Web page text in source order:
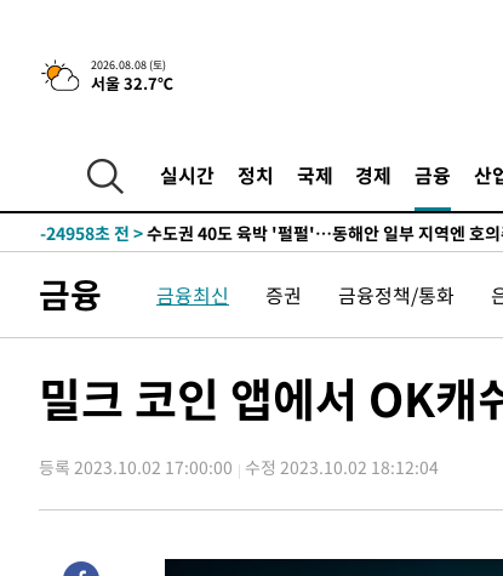
2026.08.08 (토)
서울 32.7℃
실시간 정치 국제 경제 금융 산
4시간 전 >[속보]뉴욕증시 상승 마감…S&P 0.6% 나스닥 1.3%↑
-32197초 전 >이강인 "아틀레티코 이적 기뻐…등번호 7번 의미보
-25906초 전 >
낮 최고 35도 '무더위'…동해안 시간당 30㎜ '강
-25176초 전 >
틀레티코 이적"
-24958초 전 >수도권 40도 육박 '펄펄'…동해안 일부 지역엔 호
-17872초 전 >
강릉에 시간당 81.4㎜ 물폭탄…도로 잠기고 담벼락
-13979초 전 >백운산서 80년근 천종산삼 9뿌리 발견…감정가
-9223초 전 >
남자 농구, 나고야 아시안게임서 '홈팀' 일본과 한일
-4826초 전 >극한폭염 한풀 꺾이지만…'낮 최고 35도' 무더위, 열
-1844초 전 >축구협회 "압수수색·성접대 논란 사과…쇄신의 기
금융 금융최신 증권 금융정책/통화
밀크 코인 앱에서 OK캐
등록 2023.10.02 17:00:00 수정 2023.10.02 18:12:04